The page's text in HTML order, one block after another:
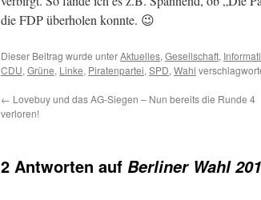
die FDP überholen konnte. 😉
Dieser Beitrag wurde unterAktuelles, Gesellschaft,
CDU, Grüne, Linke, Piratenpartei, SPD, Wahl
← Lovebuy und das AG-Siegen – Nun bereits die Runde 4
verloren!
2 Antworten auf Berliner Wahl